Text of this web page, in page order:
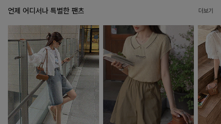
언제 어디서나 특별한 팬츠 더보기